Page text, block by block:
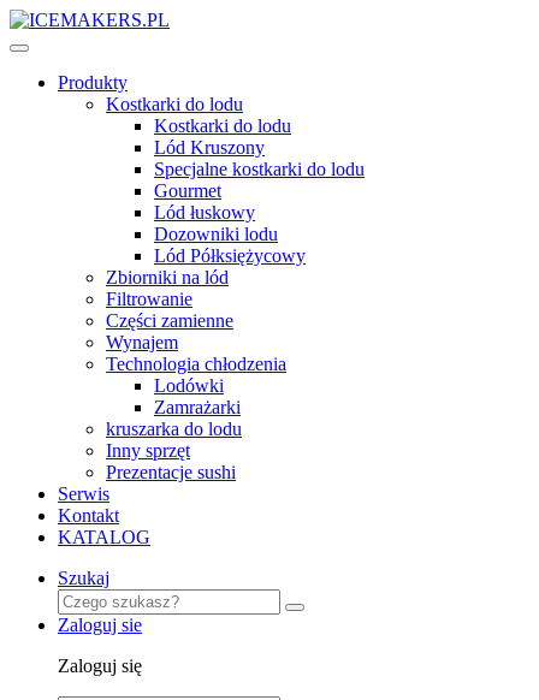
Produkty
Kostkarki do lodu
Kostkarki do lodu
Lód Kruszony
Specjalne kostkarki do lodu
Gourmet
Lód łuskowy
Dozowniki lodu
Lód Półksiężycowy
Zbiorniki na lód
Filtrowanie
Części zamienne
Wynajem
Technologia chłodzenia
Lodówki
Zamrażarki
kruszarka do lodu
Inny sprzęt
Prezentacje sushi
Serwis
Kontakt
KATALOG
Szukaj
Zaloguj sie
Zaloguj się